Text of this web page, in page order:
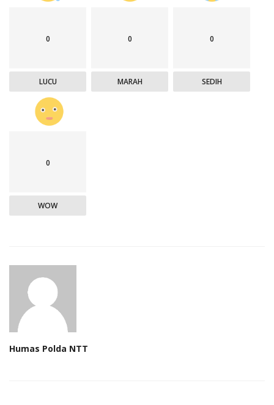
0
LUCU
0
MARAH
0
SEDIH
0
WOW
Humas Polda NTT